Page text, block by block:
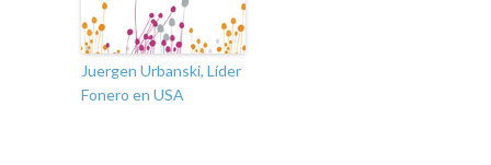
Juergen Urbanski, Líder
Fonero en USA